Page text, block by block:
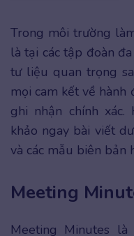
Trong môi trường
là tại các tập đoàn
tư liệu quan trọng
mọi cam kết về
ghi nhận chính xác.
khảo ngay bài viết
và các mẫu biên bản
Meeting
Meeting Minutes là